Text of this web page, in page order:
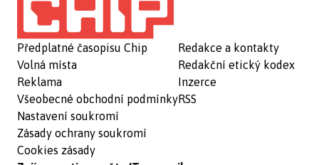
Předplatné časopisu Chip
Volná místa
Reklama
Všeobecné obchodní podmínky
Nastavení soukromí
Zásady ochrany soukromí
Cookies zásady
Redakce a kontakty
Redakční etický kodex
Inzerce
RSS